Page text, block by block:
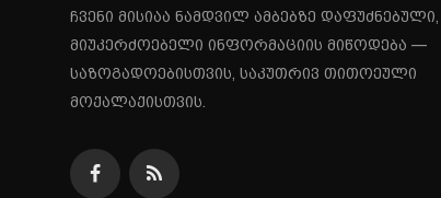
ჩვენი მისიაა ნამდვილ ამბებზე დაფუძნებული,
მიუკერძოებელი ინფორმაციის მიწოდება —
საზოგადოებისთვის, საკუთრივ თითოეული
მოქალაქისთვის.